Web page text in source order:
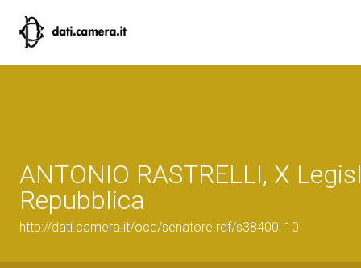
ANTONIO RASTRELLI, X
Repubblica
http://dati.camera.it/ocd/senatore.rdf/s38400_10